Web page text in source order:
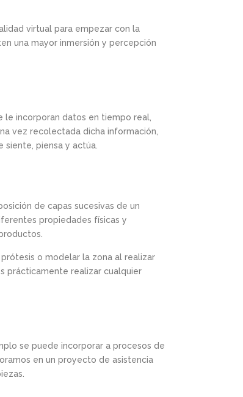
virtual para empezar con la
una mayor inmersión y percepción
le incorporan datos en tiempo real,
vez recolectada dicha información,
siente, piensa y actúa.
de capas sucesivas de un
propiedades físicas y
o modelar la zona al realizar
prácticamente realizar cualquier
se puede incorporar a procesos de
en un proyecto de asistencia